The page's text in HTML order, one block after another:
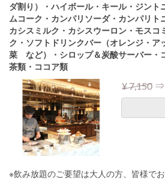
ダ割り）・ハイボール・キール・ジント
ムコーク・カンパリソーダ・カンパリト
カシスミルク・カシスウーロン・モスコ
ク・ソフトドリンクバー（オレンジ・ア
菜 など）・シロップ＆炭酸サーバー・
茶類・ココア類
¥ 7,150 ⇒
※飲み放題のご要望は大人の方、皆様でお